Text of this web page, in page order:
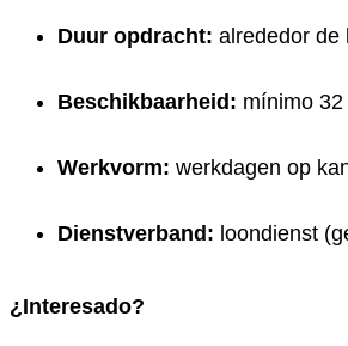
Duur opdracht: alrededor de
Beschikbaarheid: mínimo
Werkvorm: werkdagen op
Dienstverband: loondienst
¿Interesado?